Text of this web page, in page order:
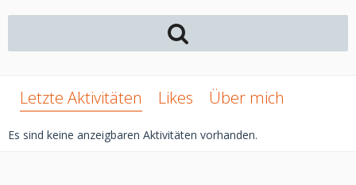
Letzte Aktivitäten Likes Über mich
Es sind keine anzeigbaren Aktivitäten vorhanden.